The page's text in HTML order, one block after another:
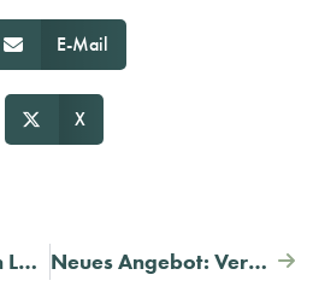
E-Mail
X
Mehr Ärzte für den Landkreis begeistern – Auftaktveranstaltung für den Weiterbildungsverbund DONAUISAR Klinikum Neues Angebot: Verbraucherzentrale Bayern berät Wohnungseigentümergemeinschaften zu Heizungstausch und Gebäudesanierung